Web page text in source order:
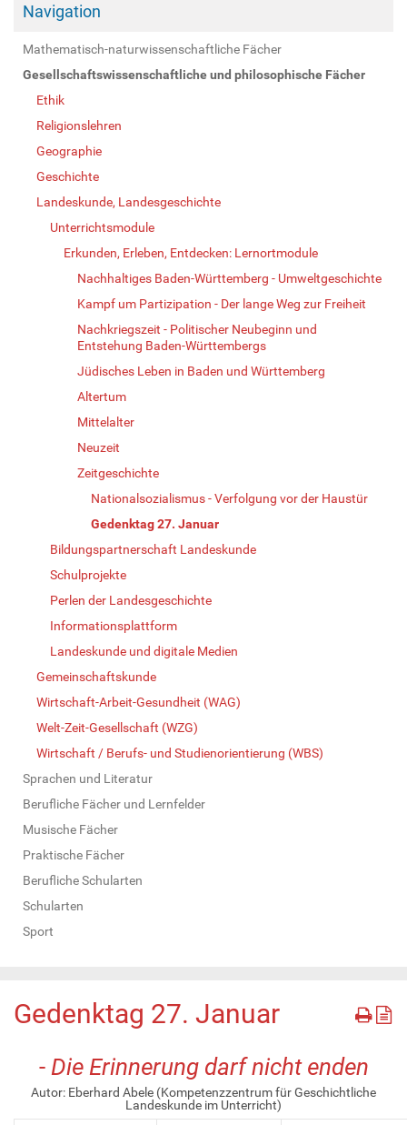
Navigation
Mathematisch-naturwissenschaftliche Fächer
Gesellschaftswissenschaftliche und philosophische Fächer
Ethik
Religionslehren
Geographie
Geschichte
Landeskunde, Landesgeschichte
Unterrichtsmodule
Erkunden, Erleben, Entdecken: Lernortmodule
Nachhaltiges Baden-Württemberg - Umweltgeschichte
Kampf um Partizipation - Der lange Weg zur Freiheit
Nachkriegszeit - Politischer Neubeginn und
Entstehung Baden-Württembergs
Jüdisches Leben in Baden und Württemberg
Altertum
Mittelalter
Neuzeit
Zeitgeschichte
Nationalsozialismus - Verfolgung vor der Haustür
Gedenktag 27. Januar
Bildungspartnerschaft Landeskunde
Schulprojekte
Perlen der Landesgeschichte
Informationsplattform
Landeskunde und digitale Medien
Gemeinschaftskunde
Wirtschaft-Arbeit-Gesundheit (WAG)
Welt-Zeit-Gesellschaft (WZG)
Wirtschaft / Berufs- und Studienorientierung (WBS)
Sprachen und Literatur
Berufliche Fächer und Lernfelder
Musische Fächer
Praktische Fächer
Berufliche Schularten
Schularten
Sport
Gedenktag 27. Januar
-Die Erinnerung darf nicht enden
Autor: Eberhard Abele (Kompetenzzentrum für Geschichtliche
Landeskunde im Unterricht)